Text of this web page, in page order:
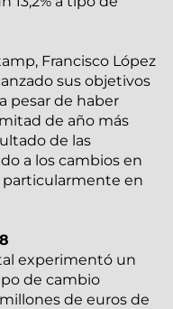
Francisco López
sus objetivos
pesar de haber
de año más
de las
a los cambios en
particularmente en
experimentó un
de cambio
de euros de